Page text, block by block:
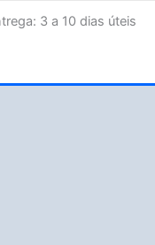
3 a 10 dias úteis